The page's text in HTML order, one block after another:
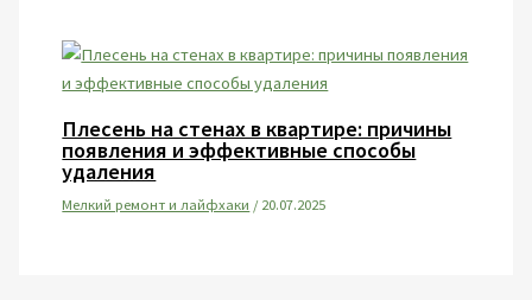
Плесень на стенах в квартире: причины
появления и эффективные способы
удаления
Мелкий ремонт и лайфхаки /20.07.2025